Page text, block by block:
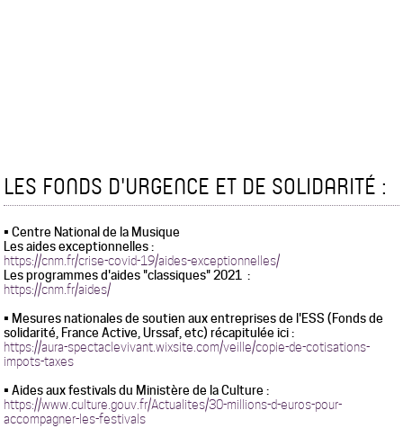
LES FONDS D'URGENCE ET DE SOLIDARITÉ :
• Centre National de la Musique
Les aides exceptionnelles :
https://cnm.fr/crise-covid-19/aides-exceptionnelles/
Les programmes d'aides "classiques" 2021 :
https://cnm.fr/aides/
• Mesures nationales de soutien aux entreprises de l'ESS (Fonds de
solidarité, France Active, Urssaf, etc) récapitulée ici :
https://aura-spectaclevivant.wixsite.com/veille/copie-de-cotisations-
impots-taxes
• Aides aux festivals du Ministère de la Culture :
https://www.culture.gouv.fr/Actualites/30-millions-d-euros-pour-
accompagner-les-festivals